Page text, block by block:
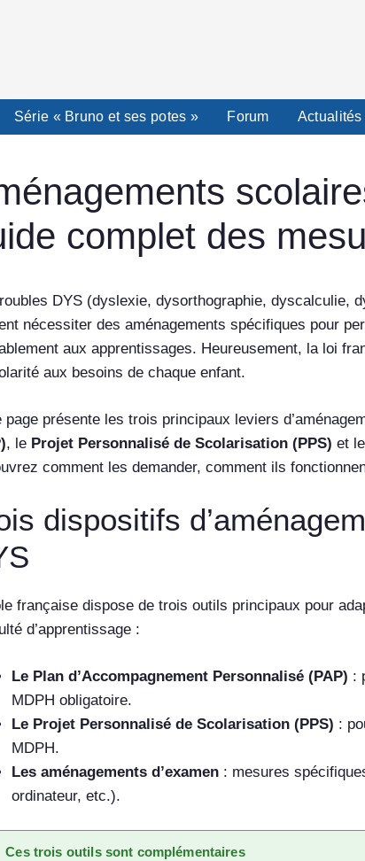
Série « Bruno et ses potes » Forum
complet des
DYS (dyslexie, dysorthographie, dyscalculie,
nécessiter des aménagements spécifiques pour
aux apprentissages. Heureusement, la loi
aux besoins de chaque enfant.
page présente les trois principaux leviers
, le Projet Personnalisé de Scolarisation (PPS) et
comment les demander, comment ils
dispositifs
française dispose de trois outils principaux pour
d’apprentissage :
Le Plan d’Accompagnement Personnalisé (PAP) :
MDPH obligatoire.
Le Projet Personnalisé de Scolarisation (PPS) :
MDPH.
Les aménagements d’examen : mesures
ordinateur, etc.).
Ces trois outils sont complémentaires